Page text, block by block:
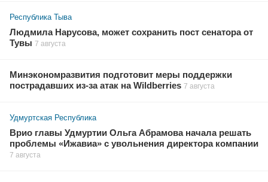
Республика Тыва
Людмила Нарусова, может сохранить пост сенатора от
Тувы 7 августа
Минэкономразвития подготовит меры поддержки
пострадавших из-за атак на Wildberries 7 августа
Удмуртская Республика
Врио главы Удмуртии Ольга Абрамова начала решать
проблемы «Ижавиа» с увольнения директора компании
7 августа